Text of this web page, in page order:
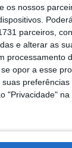
os nossos
parceiros,
e alterar as
processamento
opor a esse
"Privacidade" na
em
em caso de
máxima de
a
que não